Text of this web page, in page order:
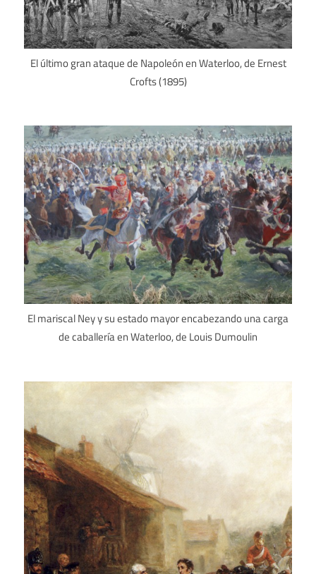
El último gran ataque de Napoleón en Waterloo, de Ernest
Crofts (1895)
El mariscal Ney y su estado mayor encabezando una carga
de caballería en Waterloo, de Louis Dumoulin